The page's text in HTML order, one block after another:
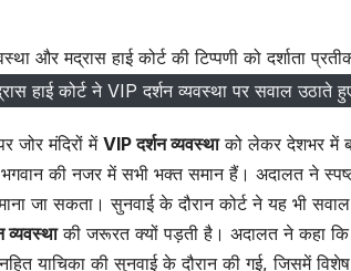
हाई कोर्ट ने VIP दर्शन व्यवस्था पर सवाल
जोर मंदिरों में VIP दर्शन व्यवस्थाको लेकर देशभर में
की नजर में सभी भक्त समान हैं। अदालत ने
जा सकता। सुनवाई के दौरान कोर्ट ने यह भी
व्यवस्थाकी जरूरत क्यों पड़ती है। अदालत ने कहा
याचिका की सुनवाई के दौरान की गई, जिसमें